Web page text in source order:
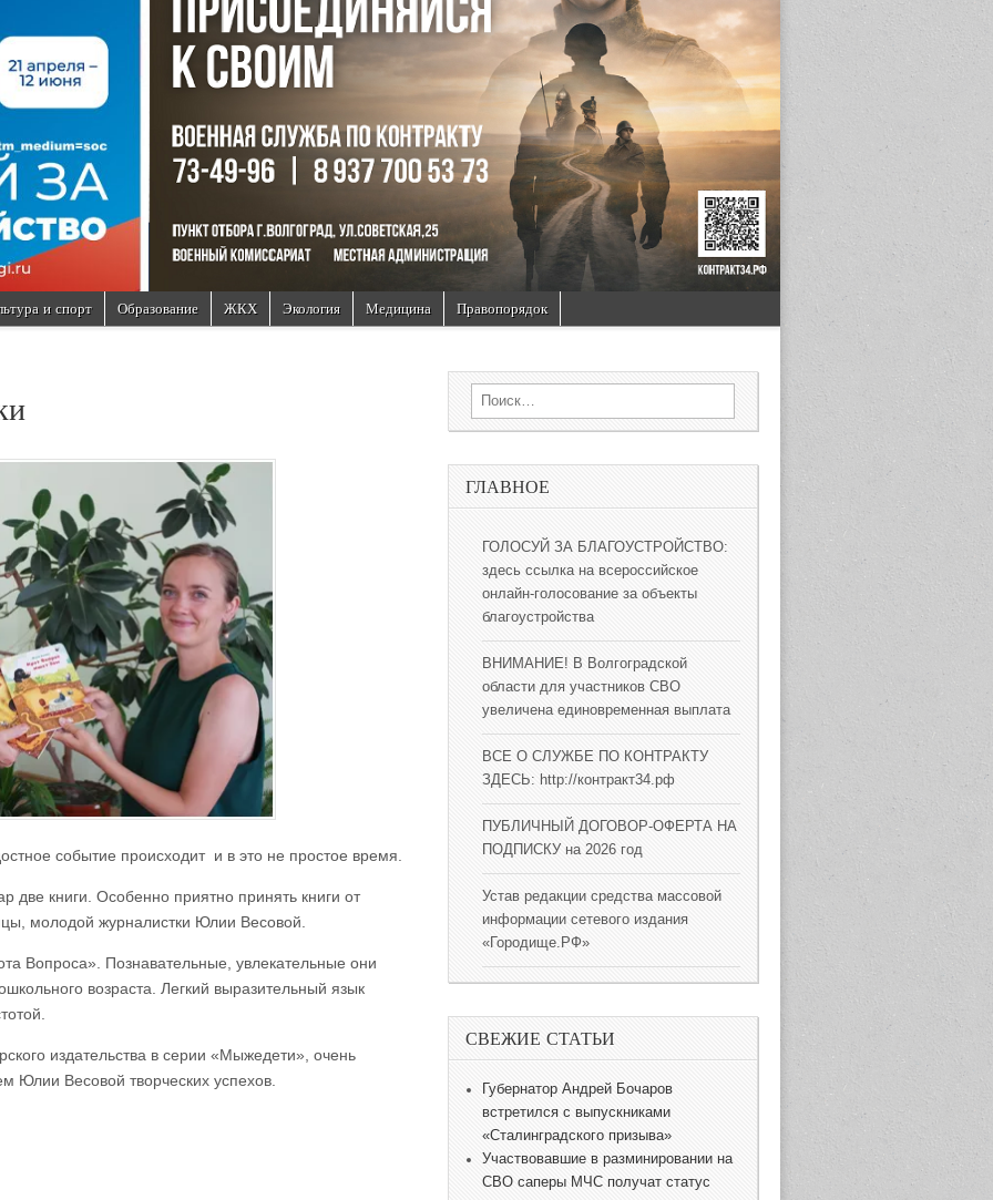
и спорт Образование ЖКХ Экология Медицина Правопорядок
событие происходит и в это не простое время.
две книги. Особенно приятно принять книги от
молодой журналистки Юлии Весовой.
Вопроса». Познавательные, увлекательные они
возраста. Легкий выразительный язык
издательства в серии «Мыжедети», очень
Юлии Весовой творческих успехов.
Search for:
ГЛАВНОЕ
ГОЛОСУЙ ЗА БЛАГОУСТРОЙСТВО:
здесь ссылка на всероссийское
онлайн-голосование за объекты
благоустройства
ВНИМАНИЕ! В Волгоградской
области для участников СВО
увеличена единовременная выплата
ВСЕ О СЛУЖБЕ ПО КОНТРАКТУ
ЗДЕСЬ: http://контракт34.рф
ПУБЛИЧНЫЙ ДОГОВОР-ОФЕРТА НА
ПОДПИСКУ на 2026 год
Устав редакции средства массовой
информации сетевого издания
«Городище.РФ»
СВЕЖИЕ СТАТЬИ
Губернатор Андрей Бочаров
встретился с выпускниками
«Сталинградского призыва»
Участвовавшие в разминировании на
СВО саперы МЧС получат статус